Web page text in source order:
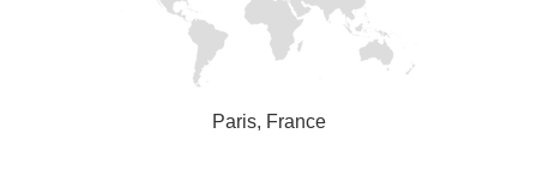
Paris, France